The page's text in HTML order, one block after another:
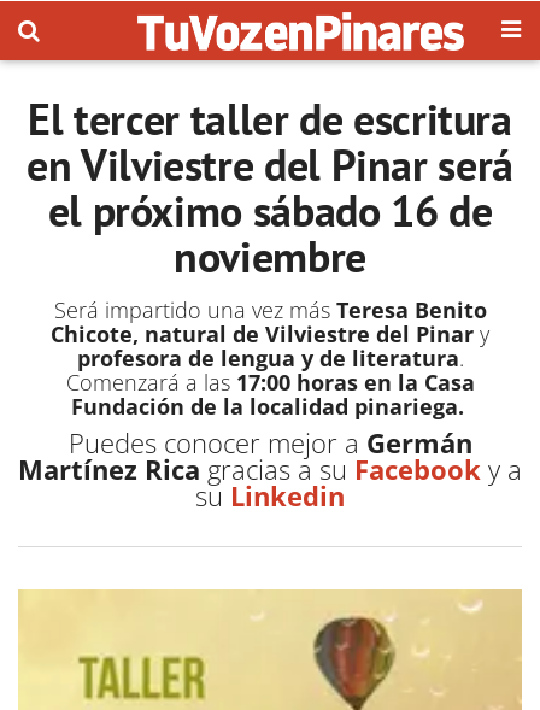
El tercer taller de escritura
en Vilviestre del Pinar será
el próximo sábado 16 de
noviembre
Será impartido una vez másTeresa Benito
Chicote, natural de Vilviestre del Pinar y
profesora de lengua y de literatura.
Comenzará a las 17:00 horas en la Casa
Fundación de la localidad pinariega.
Puedes conocer mejor a Germán
Martínez Rica gracias a su Facebook y a
su Linkedin